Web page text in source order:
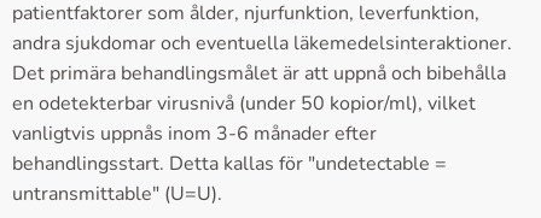
patientfaktorer som ålder, njurfunktion, leverfunktion,
andra sjukdomar och eventuella läkemedelsinteraktioner.
Det primära behandlingsmålet är att uppnå och bibehålla
en odetekterbar virusnivå (under 50 kopior/ml), vilket
vanligtvis uppnås inom 3-6 månader efter
behandlingsstart. Detta kallas för "undetectable =
untransmittable" (U=U).